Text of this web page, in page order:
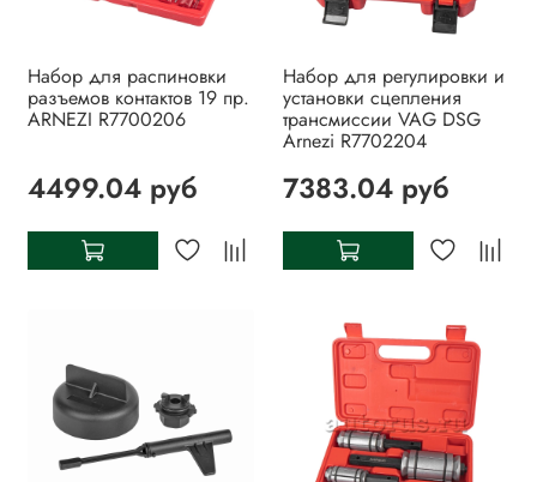
Набор для распиновки
разъемов контактов 19 пр.
ARNEZI R7700206
4499.04 руб
Набор для регулировки и
установки сцепления
трансмиссии VAG DSG
Arnezi R7702204
7383.04 руб